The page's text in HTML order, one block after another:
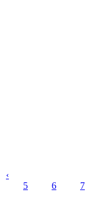
‹
5 6
7